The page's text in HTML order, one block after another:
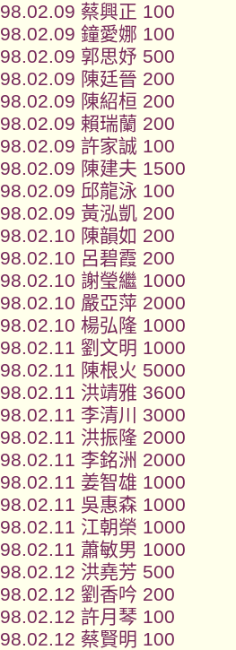
98.02.09 蔡興正 100
98.02.09 鐘愛娜 100
98.02.09 郭思妤 500
98.02.09 陳廷晉 200
98.02.09 陳紹桓 200
98.02.09 賴瑞蘭 200
98.02.09 許家誠 100
98.02.09 陳建夫 1500
98.02.09 邱龍泳 100
98.02.09 黃泓凱 200
98.02.10 陳韻如 200
98.02.10 呂碧霞 200
98.02.10 謝瑩繼 1000
98.02.10 嚴亞萍 2000
98.02.10 楊弘隆 1000
98.02.11 劉文明 1000
98.02.11 陳根火 5000
98.02.11 洪靖雅 3600
98.02.11 李清川 3000
98.02.11 洪振隆 2000
98.02.11 李銘洲 2000
98.02.11 姜智雄 1000
98.02.11 吳惠森 1000
98.02.11 江朝榮 1000
98.02.11 蕭敏男 1000
98.02.12 洪堯芳 500
98.02.12 劉香吟 200
98.02.12 許月琴 100
98.02.12 蔡賢明 100